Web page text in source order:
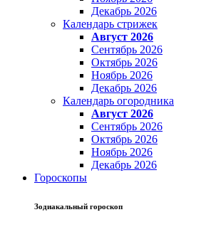
Декабрь 2026
Календарь стрижек
Август 2026
Сентябрь 2026
Октябрь 2026
Ноябрь 2026
Декабрь 2026
Календарь огородника
Август 2026
Сентябрь 2026
Октябрь 2026
Ноябрь 2026
Декабрь 2026
Гороскопы
Зодиакальный гороскоп